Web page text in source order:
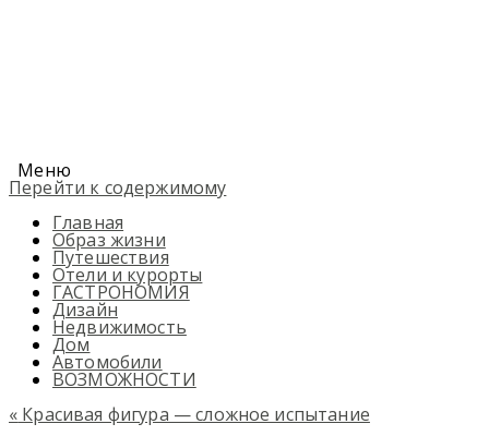
Меню
Перейти к содержимому
Главная
Образ жизни
Путешествия
Отели и курорты
ГАСТРОНОМИЯ
Дизайн
Недвижимость
Дом
Автомобили
ВОЗМОЖНОСТИ
« Красивая фигура — сложное испытание